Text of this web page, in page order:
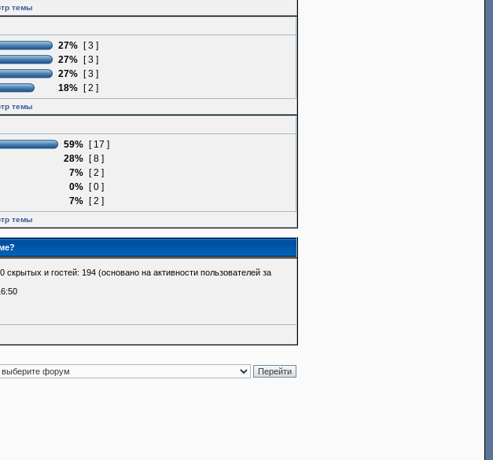
темы
27%
[ 3 ]
27%
[ 3 ]
27%
[ 3 ]
18% [ 2 ]
темы
59%
[ 17 ]
28%
[ 8 ]
7%
[ 2 ]
0%
[ 0 ]
7% [ 2 ]
темы
скрытых и гостей: 194 (основано на активности пользователей за